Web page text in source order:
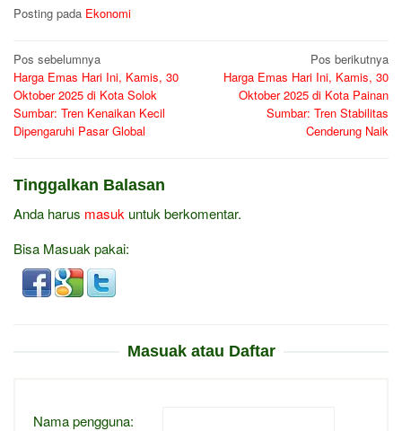
Posting pada Ekonomi
Navigasi
pos
Pos sebelumnya
Harga Emas Hari Ini, Kamis, 30
Oktober 2025 di Kota Solok
Sumbar: Tren Kenaikan Kecil
Dipengaruhi Pasar Global
Pos berikutnya
Harga Emas Hari Ini, Kamis, 30
Oktober 2025 di Kota Painan
Sumbar: Tren Stabilitas
Cenderung Naik
Tinggalkan Balasan
Anda harus masuk untuk berkomentar.
Bisa Masuak pakai:
Masuak atau Daftar
Nama pengguna: